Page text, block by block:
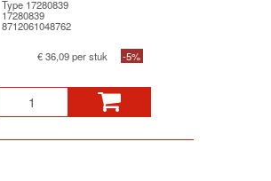
Type 17280839
17280839
8712061048762
€ 36,09 per stuk -5%